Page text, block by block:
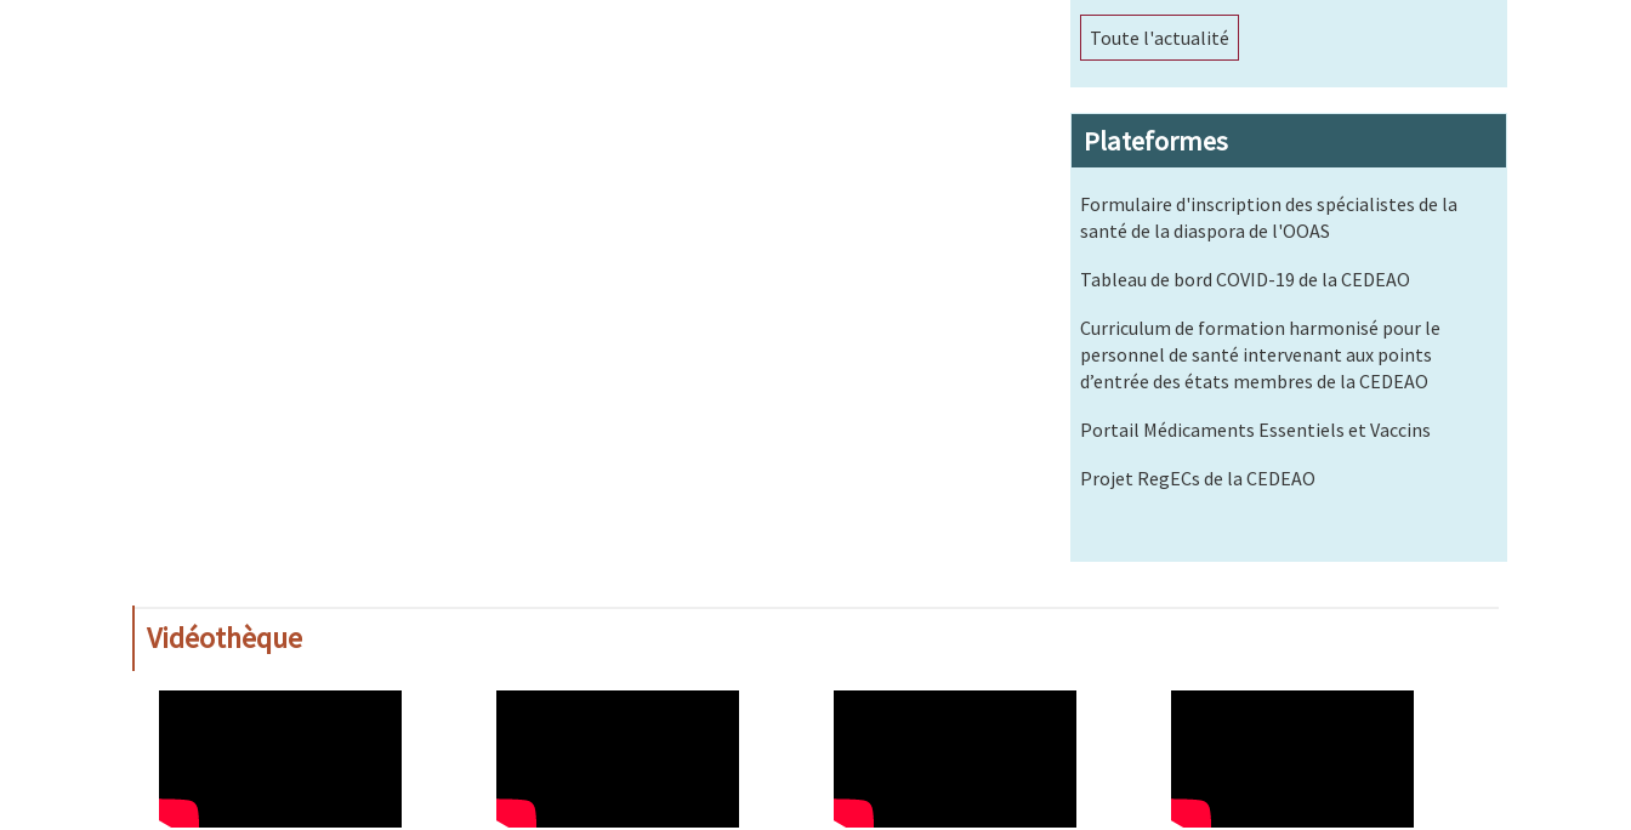
Toute l'actualité
Plateformes
Formulaire d'inscription des spécialistes de la
santé de la diaspora de l'OOAS
Tableau de bord COVID-19 de la CEDEAO
Curriculum de formation harmonisé pour le
personnel de santé intervenant aux points
d’entrée des états membres de la CEDEAO
Portail Médicaments Essentiels et Vaccins
Projet RegECs de la CEDEAO
Vidéothèque